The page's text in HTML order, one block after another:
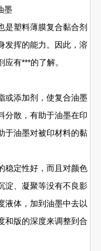
塑料薄膜复合黏合剂
发挥的能力。因此，溶
有***的了解。
添加剂，使复合油墨
分散，有助于油墨在印
于油墨对被印材料的黏
定性好，而且对颜色
淀、凝聚等没有不良影
液体，加到油墨中去以
和版的深度来调整到合